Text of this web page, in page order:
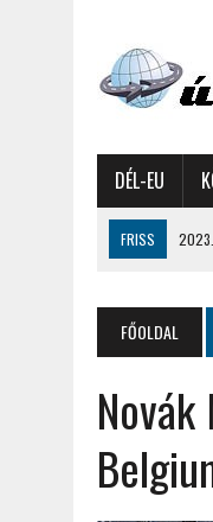
DÉL-EU
FRISS
2023.11.17.
2022.12.21. |
2022.12.11.
2022.03.08.
2022.02.26.
|
FŐOLDAL